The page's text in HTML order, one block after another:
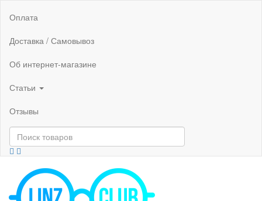
Оплата
Доставка / Самовывоз
Об интернет-магазине
Статьи
Отзывы